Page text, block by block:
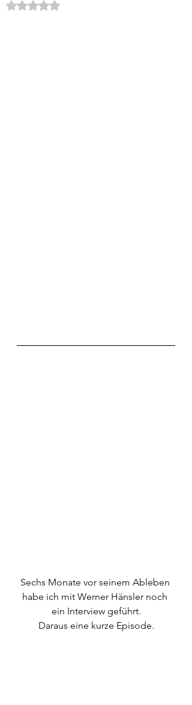
Mit NaN von 5 Sternen bewertet.
Sechs Monate vor seinem Ableben
habe ich mit Werner Hänsler noch
ein Interview geführt.
Daraus eine kurze Episode.